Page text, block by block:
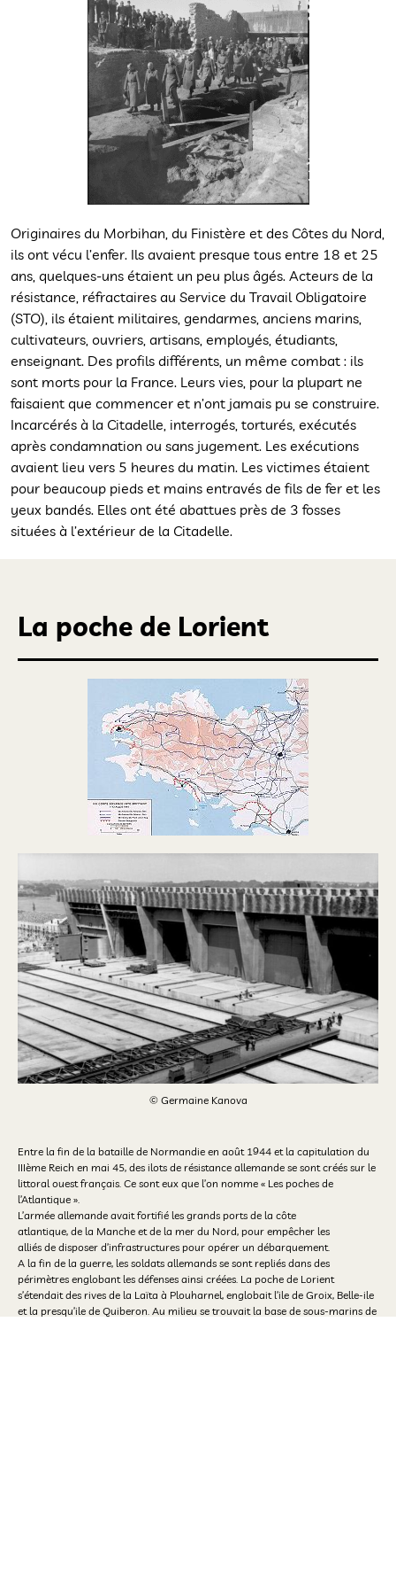
Originaires du Morbihan, du Finistère et des Côtes du Nord,
ils ont vécu l’enfer. Ils avaient presque tous entre 18 et 25
ans, quelques-uns étaient un peu plus âgés. Acteurs de la
résistance, réfractaires au Service du Travail Obligatoire
(STO), ils étaient militaires, gendarmes, anciens marins,
cultivateurs, ouvriers, artisans, employés, étudiants,
enseignant. Des profils différents, un même combat : ils
sont morts pour la France. Leurs vies, pour la plupart ne
faisaient que commencer et n’ont jamais pu se construire.
Incarcérés à la Citadelle, interrogés, torturés, exécutés
après condamnation ou sans jugement. Les exécutions
avaient lieu vers 5 heures du matin. Les victimes étaient
pour beaucoup pieds et mains entravés de fils de fer et les
yeux bandés. Elles ont été abattues près de 3 fosses
situées à l’extérieur de la Citadelle.
La poche de Lorient
© Germaine Kanova
Entre la fin de la bataille de Normandie en août 1944 et la capitulation du
IIIème Reich en mai 45, des ilots de résistance allemande se sont créés sur le
littoral ouest français. Ce sont eux que l’on nomme « Les poches de
l’Atlantique ».
L’armée allemande avait fortifié les grands ports de la côte
atlantique, de la Manche et de la mer du Nord, pour empêcher les
alliés de disposer d’infrastructures pour opérer un débarquement.
A la fin de la guerre, les soldats allemands se sont repliés dans des
périmètres englobant les défenses ainsi créées. La poche de Lorient
s’étendait des rives de la Laïta à Plouharnel, englobait l’ile de Groix, Belle-ile
et la presqu’ile de Quiberon. Au milieu se trouvait la base de sous-marins de